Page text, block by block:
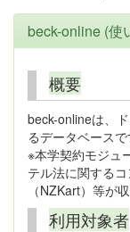
beck-online (使
概要
beck-onlineは、
るデータベースで
※本学契約モジュ
テル法に関する
（NZKart）等が
利用対象者